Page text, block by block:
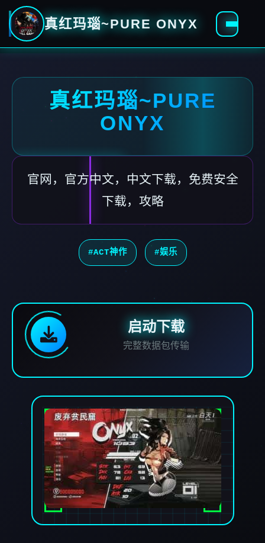
真红玛瑙~PURE ONYX
真红玛瑙~PURE
ONYX
官网，官方中文，中文下载，免费安全
下载，攻略
#ACT神作 #娱乐
启动下载
完整数据包传输